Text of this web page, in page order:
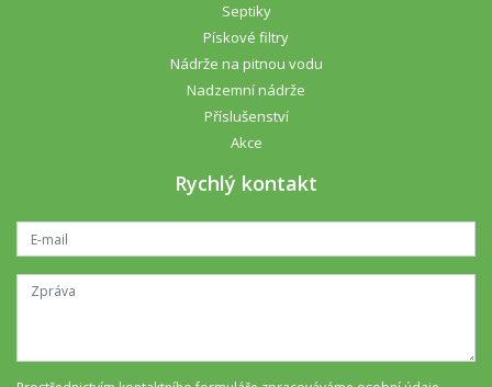
Septiky
Pískové filtry
Nádrže na pitnou vodu
Nadzemní nádrže
Příslušenství
Akce
Rychlý kontakt